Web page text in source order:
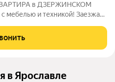
в ДЗЕРЖИНСКОМ
мебелью и техникой! Заезжай
Площадь квартиры 83 м2,
в Ярославле